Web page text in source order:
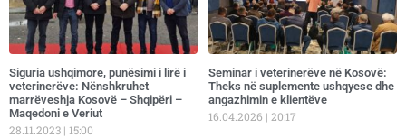
​Siguria ushqimore, punësimi i lirë i
veterinerëve: Nënshkruhet
marrëveshja Kosovë – Shqipëri –
Maqedoni e Veriut
28.11.2023 15:00
Seminar i veterinerëve në Kosovë:
Theks në suplemente ushqyese dhe
angazhimin e klientëve
16.04.2026 20:17